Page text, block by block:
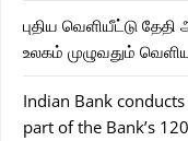
புதிய வெளியீட்டு
உலகம் முழுவதும்
Indian Bank
part of the Bank’s